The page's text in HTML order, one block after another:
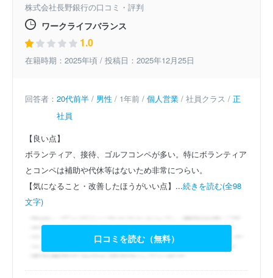
株式会社長野銀行の口コミ・評判
ワークライフバランス
1.0
在籍時期：2025年頃 / 投稿日：2025年12月25日
回答者： 20代前半 / 男性 / 1年前 / 個人営業 / 社員クラス / 正
社員
【良い点】
ボランティア、接待、ゴルフコンペが多い。特にボランティア
とコンペは補助や代休等はないため非常につらい。
【気になること・改善したほうがいい点】...続きを読む(全98
文字)
口コミを読む（無料）